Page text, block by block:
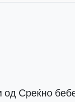
од Среќно